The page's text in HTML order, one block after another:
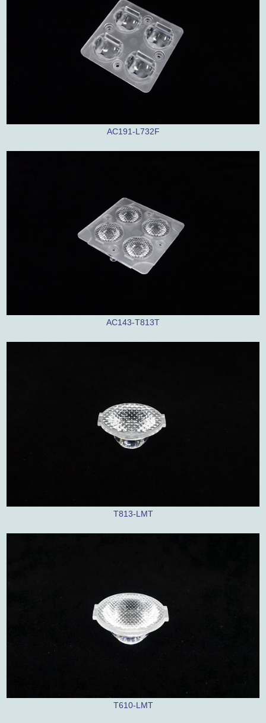
AC191-L732F
AC143-T813T
T813-LMT
T610-LMT